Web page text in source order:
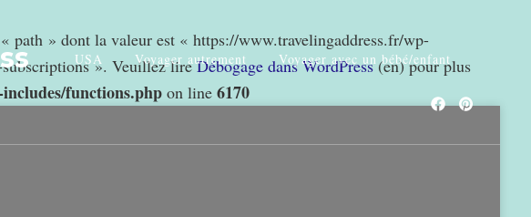
path » dont la valeur est « https://www.travelingaddress.fr/wp-
subscriptions ». Veuillez lireDébogage dans WordPress(en) pour plus
functions.php on line 6170
USA Voyager autrement Voyager avec un bébé/enfant